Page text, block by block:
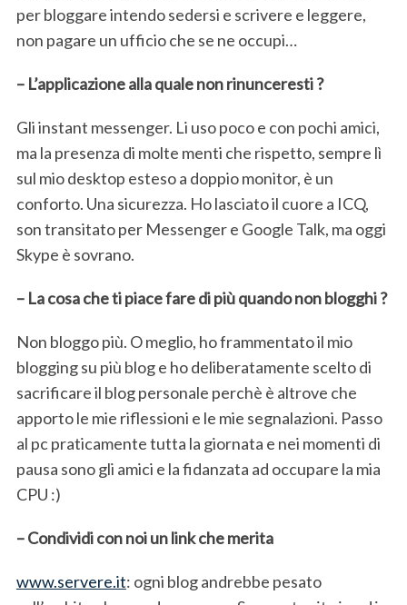
per bloggare intendo sedersi e scrivere e leggere,
non pagare un ufficio che se ne occupi…
– L’applicazione alla quale non rinunceresti ?
Gli instant messenger. Li uso poco e con pochi amici,
ma la presenza di molte menti che rispetto, sempre lì
sul mio desktop esteso a doppio monitor, è un
conforto. Una sicurezza. Ho lasciato il cuore a ICQ,
son transitato per Messenger e Google Talk, ma oggi
Skype è sovrano.
– La cosa che ti piace fare di più quando non blogghi ?
Non bloggo più. O meglio, ho frammentato il mio
blogging su più blog e ho deliberatamente scelto di
sacrificare il blog personale perchè è altrove che
apporto le mie riflessioni e le mie segnalazioni. Passo
al pc praticamente tutta la giornata e nei momenti di
pausa sono gli amici e la fidanzata ad occupare la mia
CPU :)
– Condividi con noi un link che merita
www.servere.it: ogni blog andrebbe pesato